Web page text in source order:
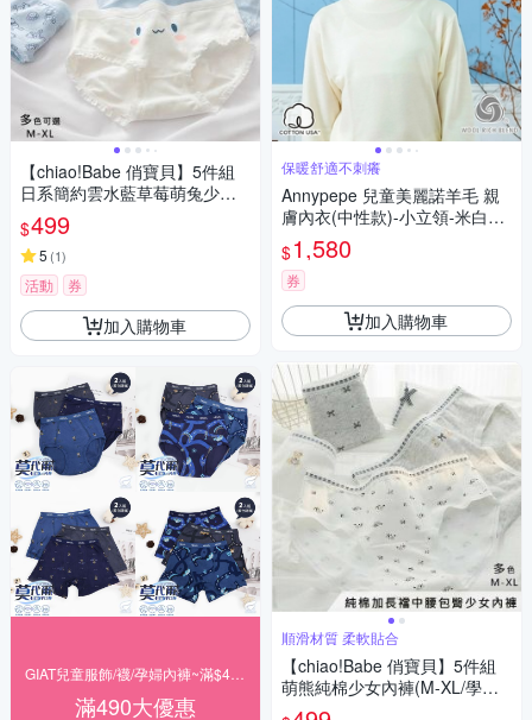
【chiao!Babe 俏寶貝】5件組
日系簡約雲水藍草莓萌兔少女
內褲(M-XL/學生/少女/兒童/5色)
$499
5 (1)
活動 券
加入購物車
滿490大優惠
保暖舒適不刺癢
Annypepe 兒童美麗諾羊毛 親
膚內衣(中性款)-小立領-米白10
0~150
$1,580
券
加入購物車
順滑材質 柔軟貼合
【chiao!Babe 俏寶貝】5件組
萌熊純棉少女內褲(M-XL/學生/
少女/兒童/5種花色)